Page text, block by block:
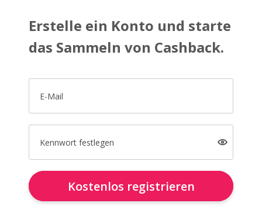
Erstelle ein Konto und starte
das Sammeln von Cashback.
E-Mail
Kennwort festlegen
Kostenlos registrieren